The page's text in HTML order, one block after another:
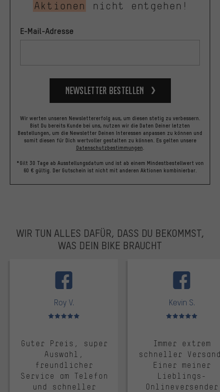
Aktionen nicht entgehen!
E-Mail-Adresse
Newsletter bestellen
Wir werten unseren Newslettererfolg aus, um diesen stetig zu verbessern.
Bist Du bereits Kunde bei uns, nutzen wir die Daten Deiner letzten
Bestellungen, um die Newsletter Deinen Interessen anpassen zu können und
somit diesen für Dich wertvoller gestalten zu können. Es gelten unsere
Datenschutzbestimmungen.
*Gilt 30 Tage ab Ausstellungsdatum und ist ab einem Mindestbestellwert von
60 € gültig. Der Gutschein ist nicht mit anderen Aktionen kombinierbar.
WIR TUN ALLES DAFÜR, DASS DU BEKOMMST,
WAS DEIN BIKE BRAUCHT
Roy V.
Bewertungen: 5 von 5
Guter Preis, super
Auswahl,
freundlicher
Service am Telefon
und schneller
Kevin S.
Bewertungen: 5 von 5
Immer extrem
schneller
Einer meiner
Lieblings-
Onlineversender